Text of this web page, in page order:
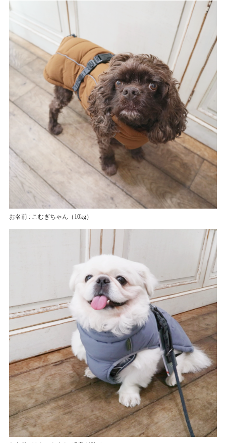
お名前 : こむぎちゃん （10kg）